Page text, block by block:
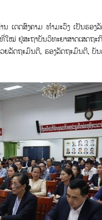
ເດດສົງຄາມ ທຳມະວົງ ເປັນຮອງ
ໝ່ ຢູ່ສະຖາບັນວິທະຍາສາດເສດຖະ
ຍລັດຖະມົນຕີ, ຮອງລັດຖະມົນຕີ,